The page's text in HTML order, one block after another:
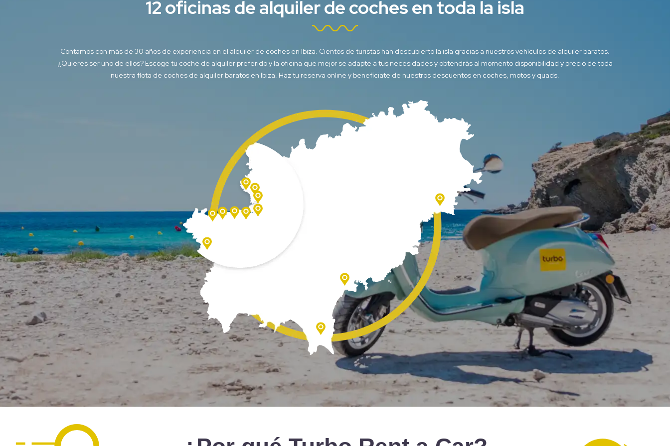
12 oficinas de alquiler de coches en toda la isla
Contamos con más de 30 años de experiencia en el alquiler de coches en Ibiza. Cientos de turistas han descubierto la isla gracias a nuestros vehículos de alquiler baratos.
¿Quieres ser uno de ellos? Escoge tu coche de alquiler preferido y la oficina que mejor se adapte a tus necesidades y obtendrás al momento disponibilidad y precio de toda
nuestra flota de coches de alquiler baratos en Ibiza. Haz tu reserva online y benefíciate de nuestros descuentos en coches, motos y quads.